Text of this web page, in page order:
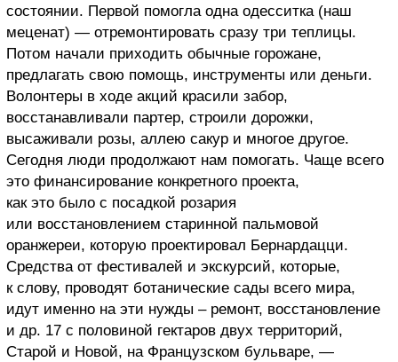
состоянии. Первой помогла одна одесситка (наш
меценат) — отремонтировать сразу три теплицы.
Потом начали приходить обычные горожане,
предлагать свою помощь, инструменты или деньги.
Волонтеры в ходе акций красили забор,
восстанавливали партер, строили дорожки,
высаживали розы, аллею сакур и многое другое.
Сегодня люди продолжают нам помогать. Чаще всего
это финансирование конкретного проекта,
как это было с посадкой розария
или восстановлением старинной пальмовой
оранжереи, которую проектировал Бернардацци.
Средства от фестивалей и экскурсий, которые,
к слову, проводят ботанические сады всего мира,
идут именно на эти нужды – ремонт, восстановление
и др. 17 с половиной гектаров двух территорий,
Старой и Новой, на Французском бульваре, —